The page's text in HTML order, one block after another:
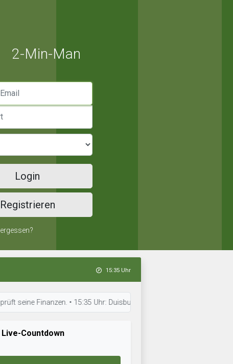
2-Min-Man
Login
Registrieren
15:35 Uhr
Finanzen. • 15:35 Uhr: Duisburg C. United bereitet sich auf das
Live-Countdown